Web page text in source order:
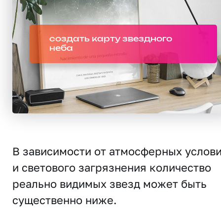
создать карту звездного
неба
В зависимости от атмосферных
и светового загрязнения количество
реально видимых звезд может быть
существенно ниже.